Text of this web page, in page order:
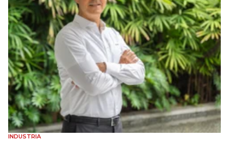
INDUSTRIA